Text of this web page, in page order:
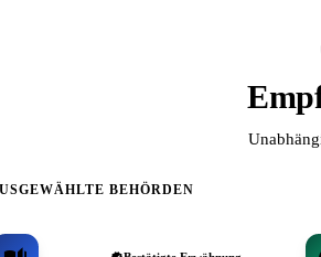
BEHÖRDEN